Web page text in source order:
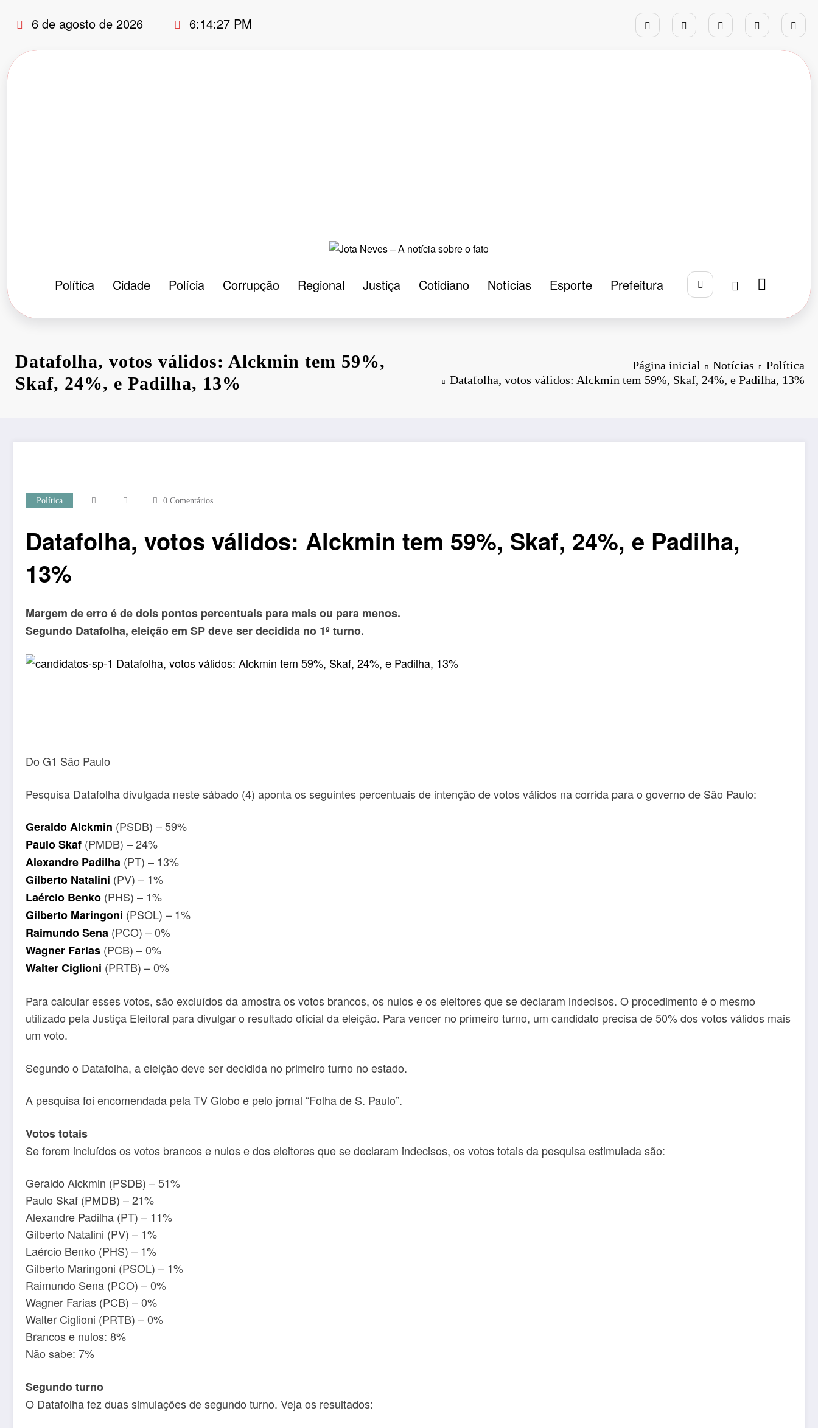
para
conteúdo
6 de agosto de 2026 6:14:28 PM
Política Cidade Polícia Corrupção Regional Justiça Cotidiano Notícias Esporte Prefeitura
Datafolha, votos válidos: Alckmin tem 59%,
Skaf, 24%, e Padilha, 13%
Página inicial Notícias
Política
Datafolha, votos válidos: Alckmin tem 59%, Skaf, 24%, e Padilha, 13%
Política 0 Comentários
Datafolha, votos válidos: Alckmin tem 59%, Skaf, 24%, e Padilha,
13%
Margem de erro é de dois pontos percentuais para mais ou para menos.
Segundo Datafolha, eleição em SP deve ser decidida no 1º turno.
Do G1 São Paulo
Pesquisa Datafolha divulgada neste sábado (4) aponta os seguintes percentuais de intenção de votos válidos na corrida para o governo de São Paulo:
Geraldo Alckmin (PSDB) – 59%
Paulo Skaf (PMDB) – 24%
Alexandre Padilha (PT) – 13%
Gilberto Natalini (PV) – 1%
Laércio Benko (PHS) – 1%
Gilberto Maringoni (PSOL) – 1%
Raimundo Sena (PCO) – 0%
Wagner Farias (PCB) – 0%
Walter Ciglioni (PRTB) – 0%
Para calcular esses votos, são excluídos da amostra os votos brancos, os nulos e os eleitores que se declaram indecisos. O procedimento é o mesmo
utilizado pela Justiça Eleitoral para divulgar o resultado oficial da eleição. Para vencer no primeiro turno, um candidato precisa de 50% dos votos válidos mais
um voto.
Segundo o Datafolha, a eleição deve ser decidida no primeiro turno no estado.
A pesquisa foi encomendada pela TV Globo e pelo jornal “Folha de S. Paulo”.
Votos totais
Se forem incluídos os votos brancos e nulos e dos eleitores que se declaram indecisos, os votos totais da pesquisa estimulada são:
Geraldo Alckmin (PSDB) – 51%
Paulo Skaf (PMDB) – 21%
Alexandre Padilha (PT) – 11%
Gilberto Natalini (PV) – 1%
Laércio Benko (PHS) – 1%
Gilberto Maringoni (PSOL) – 1%
Raimundo Sena (PCO) – 0%
Wagner Farias (PCB) – 0%
Walter Ciglioni (PRTB) – 0%
Brancos e nulos: 8%
Não sabe: 7%
Segundo turno
O Datafolha fez duas simulações de segundo turno. Veja os resultados: